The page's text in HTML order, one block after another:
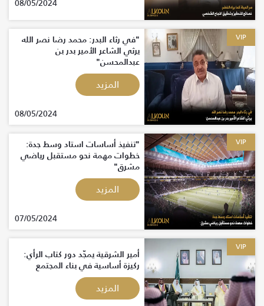
08/05/2024
VIP "في رثاء البدر: محمد رضا نصر الله
يرثي الشاعر الأمير بدر بن
عبدالمحسن"
المزيد
08/05/2024
VIP "تنفيذ أساسات استاد وسط جدة:
خطوات مهمة نحو مستقبل رياضي
مشرق"
المزيد
07/05/2024
VIP
أمير الشرقية يمجّد دور كتاب الرأي:
ركيزة أساسية في بناء المجتمع
المزيد